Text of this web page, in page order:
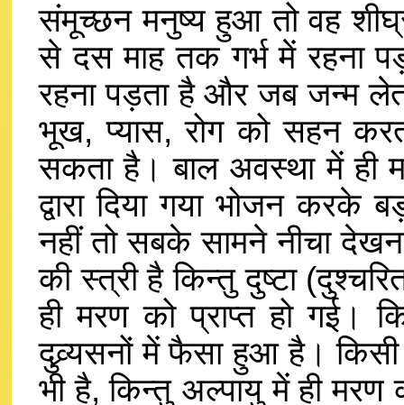
संमूच्छन मनुष्य हुआ तो वह
से दस माह तक गर्भ में रहना
रहना पड़ता है और जब जन्म
भूख, प्यास, रोग को सहन
सकता है। बाल अवस्था में ही
द्वारा दिया गया भोजन करके
नहीं तो सबके सामने नीचा
की स्त्री है किन्तु दुष्टा
ही मरण को प्राप्त हो गई।
दुव्र्यसनों में फैसा हुआ है। किसी
भी है, किन्तु अल्पायु में ही मरण